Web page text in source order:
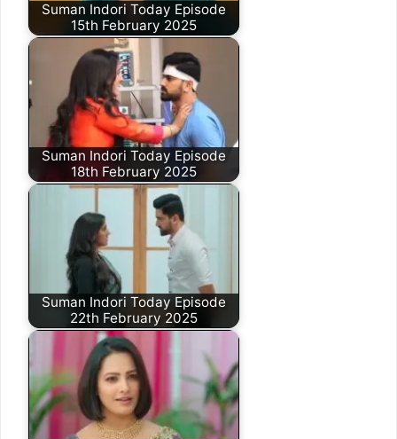
Suman Indori Today Episode
15th February 2025
Suman Indori Today Episode
18th February 2025
Suman Indori Today Episode
22th February 2025